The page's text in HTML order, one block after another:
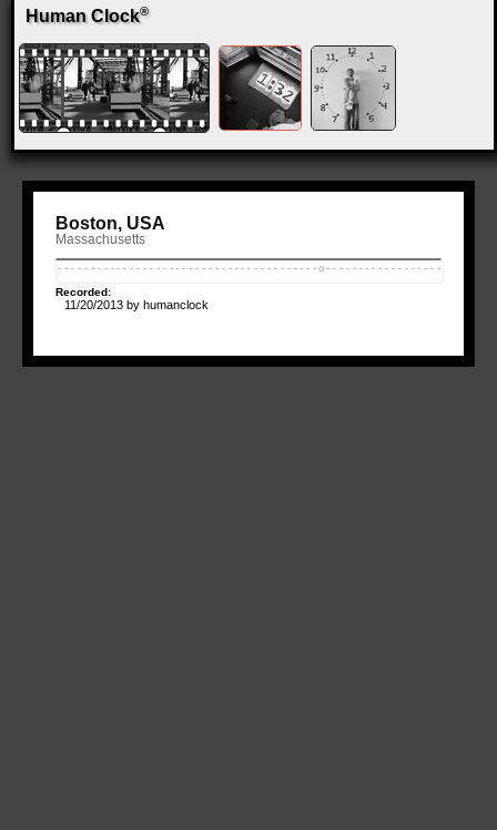
Human Clock®
Boston, USA
Massachusetts
- - - - - - - - - - - - - - - - - - - - - - - - - - - - - - - - - - - - - - - -o- - - - - - - - - - - - - - - - - -
Recorded:
11/20/2013 by humanclock